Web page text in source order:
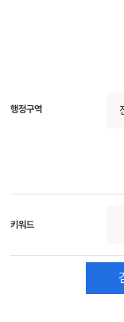
행정구역
키워드